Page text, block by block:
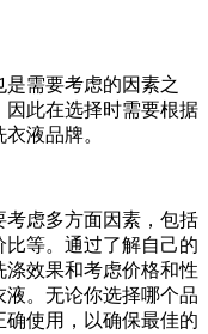
需要考虑的因素之
此在选择时需要根据
液品牌。
虑多方面因素，包括
等。通过了解自己的
效果和考虑价格和性
。无论你选择哪个品
使用，以确保最佳的